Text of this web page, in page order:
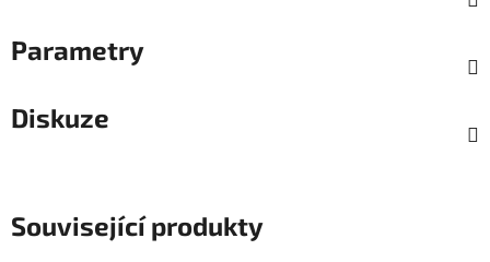
Parametry
Diskuze
Související produkty